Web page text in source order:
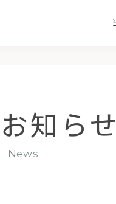
消化
お知らせ
news